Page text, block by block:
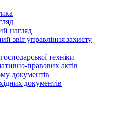
нагляд
звіт управління захисту
техніки
правових актів
документів
документів